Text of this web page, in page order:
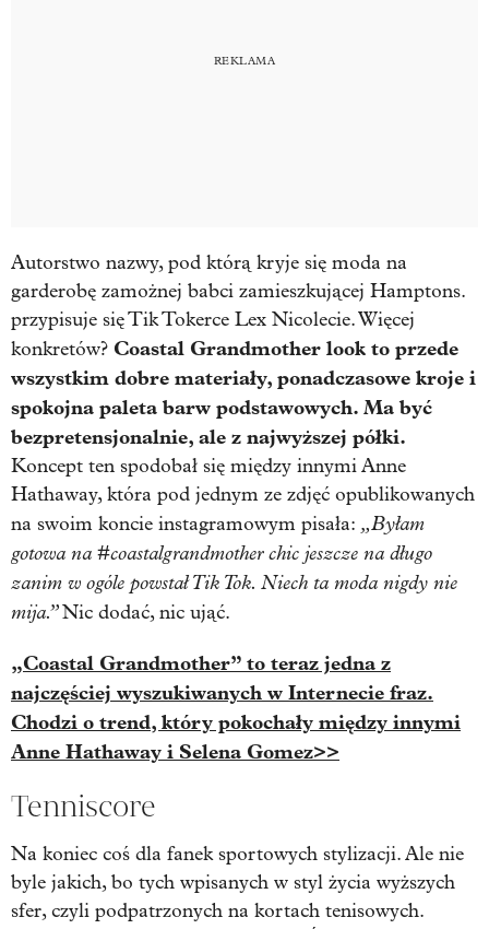
Autorstwo nazwy, pod którą kryje się moda na
garderobę zamożnej babci zamieszkującej Hamptons.
przypisuje się Tik Tokerce Lex Nicolecie. Więcej
konkretów? Coastal Grandmother look to przede
wszystkim dobre materiały, ponadczasowe kroje i
spokojna paleta barw podstawowych. Ma być
bezpretensjonalnie, ale z najwyższej półki.
Koncept ten spodobał się między innymi Anne
Hathaway, która pod jednym ze zdjęć opublikowanych
na swoim koncie instagramowym pisała: „Byłam
gotowa na #coastalgrandmother chic jeszcze na długo
zanim w ogóle powstał Tik Tok. Niech ta moda nigdy nie
mija.”Nic dodać, nic ująć.
„Coastal Grandmother” to teraz jedna z
najczęściej wyszukiwanych w Internecie fraz.
Chodzi o trend, który pokochały między innymi
Anne Hathaway i Selena Gomez>>
Tenniscore
Na koniec coś dla fanek sportowych stylizacji. Ale nie
byle jakich, bo tych wpisanych w styl życia wyższych
sfer, czyli podpatrzonych na kortach tenisowych.